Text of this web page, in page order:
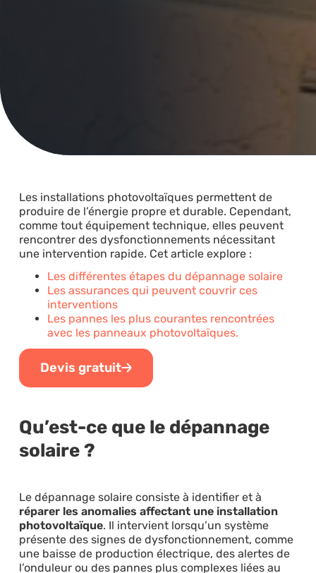
Les installations photovoltaïques permettent de
produire de l’énergie propre et durable. Cependant,
comme tout équipement technique, elles peuvent
rencontrer des dysfonctionnements nécessitant
une intervention rapide. Cet article explore :
Les différentes étapes du dépannage solaire
Les assurances qui peuvent couvrir ces
interventions
Les pannes les plus courantes rencontrées
avec les panneaux photovoltaïques.
Devis gratuit
Qu’est-ce que le dépannage
solaire ?
Le dépannage solaire consiste à identifier et à
réparer les anomalies affectant une installation
photovoltaïque. Il intervient lorsqu’un système
présente des signes de dysfonctionnement, comme
une baisse de production électrique, des alertes de
l’onduleur ou des pannes plus complexes liées au